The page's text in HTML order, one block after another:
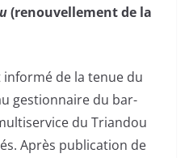
(renouvellement de la
de la tenue du
gestionnaire du bar-
du Triandou
Après publication de